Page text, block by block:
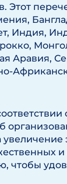
Этот
Индия,
Аравия,
чтобы